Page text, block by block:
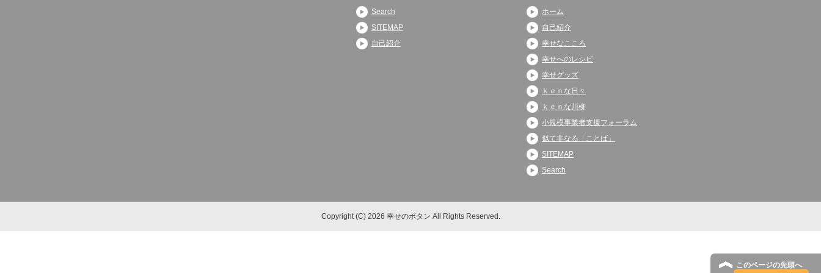
Search
SITEMAP
自己紹介
ホーム
自己紹介
幸せなこころ
幸せへのレシピ
幸せグッズ
ｋｅｎな日々
ｋｅｎな川柳
小規模事業者支援フォーラム
似て非なる「ことば」
SITEMAP
Search
Copyright (C) 2026 幸せのボタン All Rights Reserved.
このページの先頭へ